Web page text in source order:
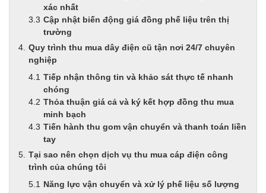
xác nhất
Cập nhật biến động giá đồng phế liệu trên thị
trường
Quy trình thu mua dây điện cũ tận nơi 24/7 chuyên
nghiệp
Tiếp nhận thông tin và khảo sát thực tế nhanh
chóng
Thỏa thuận giá cả và ký kết hợp đồng thu mua
minh bạch
Tiến hành thu gom vận chuyển và thanh toán liền
tay
Tại sao nên chọn dịch vụ thu mua cáp điện công
trình của chúng tôi
Năng lực vận chuyển và xử lý phế liệu số lượng